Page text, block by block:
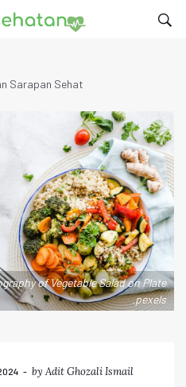
Sarapan Sehat
of Vegetable Salad on Plate
.pexels
by Adit Ghozali Ismail